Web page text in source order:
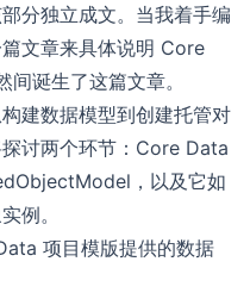
分独立成文。当我着手编
文章来具体说明 Core
诞生了这篇文章。
建数据模型到创建托管对
讨两个环节：Core Data
，以及它如
例。
项目模版提供的数据